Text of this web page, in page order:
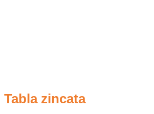
Tabla zincata